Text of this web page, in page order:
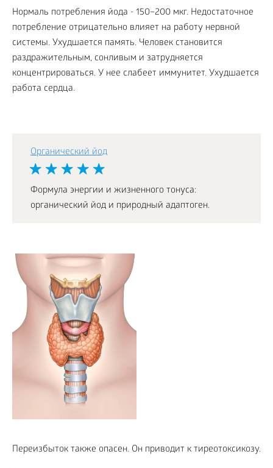
Нормаль потребления йода - 150–200 мкг. Недостаточное
потребление отрицательно влияет на работу нервной
системы. Ухудшается память. Человек становится
раздражительным, сонливым и затрудняется
концентрироваться. У нее слабеет иммунитет. Ухудшается
работа сердца.
Органический йод
Формула энергии и жизненного тонуса:
органический йод и природный адаптоген.
Переизбыток также опасен. Он приводит к тиреотоксикозу.